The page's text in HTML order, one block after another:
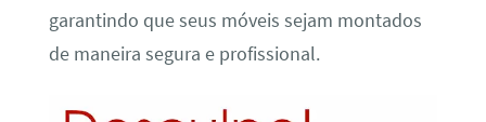
garantindo que seus móveis sejam montados
de maneira segura e profissional.